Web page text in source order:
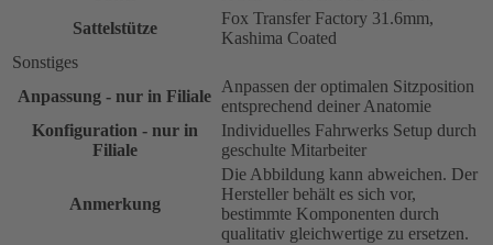
Sattelstütze
Fox Transfer Factory 31.6mm,
Kashima Coated
Sonstiges
Anpassung - nur in Filiale
Anpassen der optimalen Sitzposition
entsprechend deiner Anatomie
Konfiguration - nur in
Filiale
Individuelles Fahrwerks Setup durch
geschulte Mitarbeiter
Anmerkung
Die Abbildung kann abweichen. Der
Hersteller behält es sich vor,
bestimmte Komponenten durch
qualitativ gleichwertige zu ersetzen.